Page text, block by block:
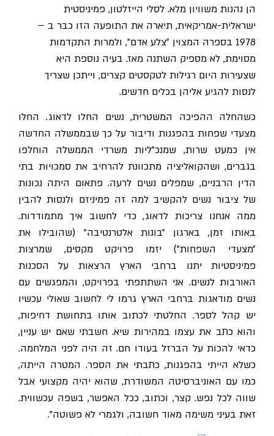
הן נהנות משוויון מלא .לסלי הייזלטון, פמיניסטית
ישראלית-אמריקאית, תיארה את התופעה הזו כבר ב –
1978 בספרה המצוין ״צלע אדם״, ולמרות התקדמות
מסוימת, לא מספיק השתנה מאז. בעיה נוספת היא
שצעירות היום רגילות לטקסטים קצרים, וייתכן שצריך
לנסות להגיע אליהן בכלים חדשים.
כשהחלה ההפיכה המשטרית, נשים החלו לדאוג. החלו
מצעדי שפחות בהפגנות ודיבור על כך שבממשלה החדשה
אין כמעט שרות, שמנכ״ליות משרדי הממשלה הוחלפו
בגברים, ושהקואליציה מתכוונת להרחיב את סמכויות בתי
הדין הרבניים, שמפלים נשים לרעה. פתאום היתה נכונות
של ציבור נשים להקשיב למה זה פמיניזם ולנסות להבין
ממה אנחנו צריכות לדאוג, כדי לחשוב איך מתמודדות.
באותו זמן, בארגון ״בונות אלטרנטיבה״ (שהובילו את
״מצעדי השפחות״) יזמו פרויקט מקסים, שמרצות
פמיניסטיות יתנו ברחבי הארץ הרצאות על הסכנות
האורבות לנשים. אני השתתפתי בפרויקט,והמפגשים עם
נשים מודאגות ברחבי הארץ גרמו לי לחשוב שאולי עכשיו
יש קהל לספר. החלטתי לכתוב אותו בתחושת דחיפות,
והוא כתב את עצמו במהירות שיא . חשבתי שאם יש עניין,
כדאי להכות על הברזל בעודו חם. זה היה לפני המלחמה.
כשלא הייתי בהפגנות, כתבתי את הספר. המטרה הייתה,
כמו עם האוניברסיטה המשודרת, שהוא יהיה מקצועי אבל
שווה לכל נפש. קצר, וכתוב, ככל האפשר, בשפה עכשווית.
זאת בעיני משימה מאוד חשובה, ולגמרי לא פשוטה".